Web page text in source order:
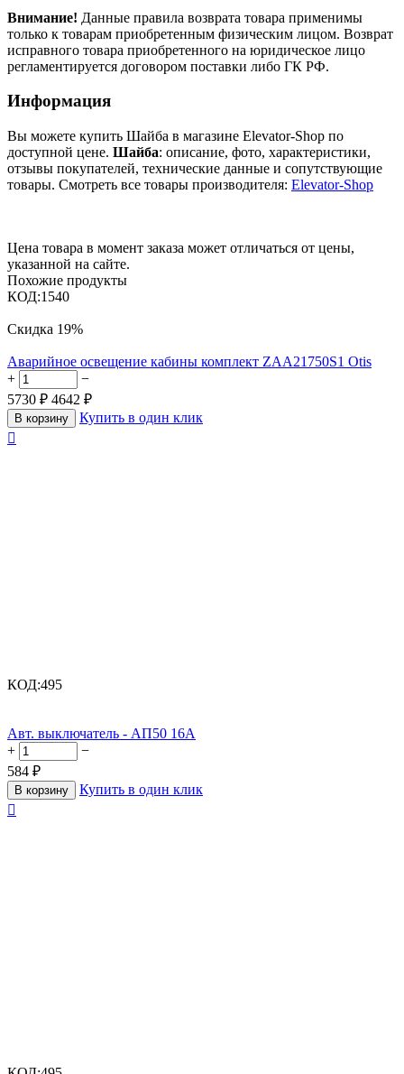
Внимание! Данные правила возврата товара применимы
только к товарам приобретенным физическим лицом. Возврат
исправного товара приобретенного на юридическое лицо
регламентируется договором поставки либо ГК РФ.
Информация
Вы можете купить Шайба в магазине Elevator-Shop по
доступной цене. Шайба: описание, фото, характеристики,
отзывы покупателей, технические данные и сопутствующие
товары. Смотреть все товары производителя: Elevator-Shop
Цена товара в момент заказа может отличаться от цены,
указанной на сайте.
Похожие продукты
КОД:1540
Скидка 19%
Аварийное освещение кабины комплект ZAA21750S1 Otis
+
−
5730 ₽ 4642 ₽
В корзину
Купить в один клик

КОД:495
Авт. выключатель - АП50 16А
+
−
584 ₽
В корзину
Купить в один клик
